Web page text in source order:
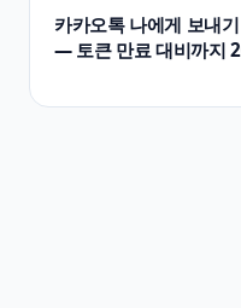
카카오톡 나에게 보내
— 토큰 만료 대비까지